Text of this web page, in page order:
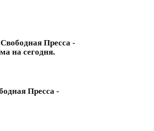
Пресса -
на сегодня.
Пресса -